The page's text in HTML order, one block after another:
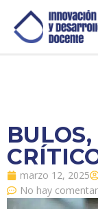
marzo 12, 2025
No hay